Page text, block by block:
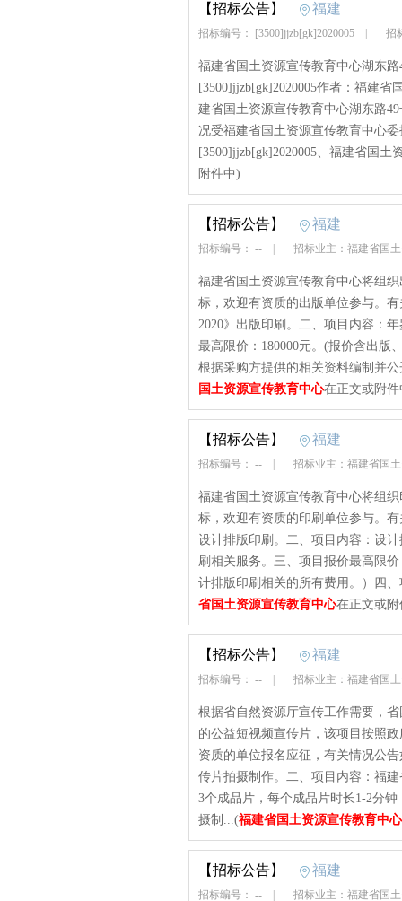
【招标公告】 福建
招标编号： [3500]jjzb[gk]2020005 招
福建省国土资源宣传教育中心湖东
[3500]jjzb[gk]2020005作者：福建省
建省国土资源宣传教育中心湖东路
况受福建省国土资源宣传教育中心
[3500]jjzb[gk]2020005、福建省国土
附件中)
【招标公告】 福建
招标编号： -- 招标业主：福建省国
福建省国土资源宣传教育中心将组
标，欢迎有资质的出版单位参与。
2020》出版印刷。二、项目内容：
最高限价：180000元。(报价含出版
根据采购方提供的相关资料编制并
国土资源宣传教育中心在正文或附件
【招标公告】 福建
招标编号： -- 招标业主：福建省国
福建省国土资源宣传教育中心将组
标，欢迎有资质的印刷单位参与。
设计排版印刷。二、项目内容：设
刷相关服务。三、项目报价最高限
计排版印刷相关的所有费用。）四
省国土资源宣传教育中心在正文或
【招标公告】 福建
招标编号： -- 招标业主：福建省国
根据省自然资源厅宣传工作需要，
的公益短视频宣传片，该项目按照
资质的单位报名应征，有关情况公
传片拍摄制作。二、项目内容：福
3个成品片，每个成品片时长1-2分
摄制...(福建省国土资源宣传教育中心
【招标公告】 福建
招标编号： -- 招标业主：福建省国